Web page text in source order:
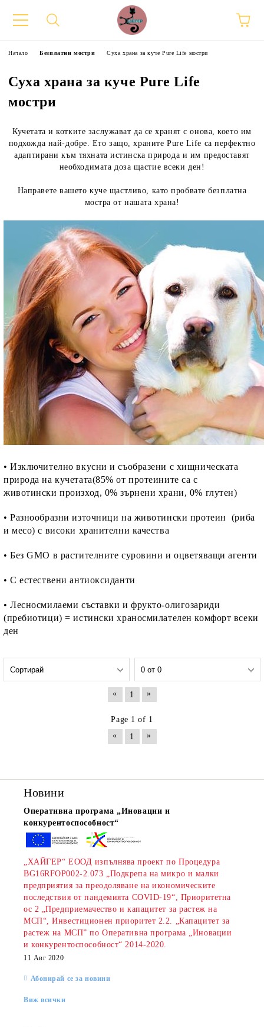
Flatazor, Gimborn
Начало Безплатни мостри Суха храна за куче Pure Life мостри
Суха храна за куче Pure Life
мостри
Кучетата и котките заслужават да се хранят с онова, което им
подхожда най-добре. Ето защо, храните Pure Life са перфектно
адаптирани към тяхната истинска природа и им предоставят
необходимата доза щастие всеки ден!
Направете вашето куче щастливо, като пробвате безплатна
мостра от нашата храна!
• Изключително вкусни и съобразени с хищническата
природа на кучетата(85% от протеините са с
животински произход, 0% зърнени храни, 0% глутен)
• Разнообразни източници на животински протеин (риба
и месо) с високи хранителни качества
• Без GMO в растителните суровини и оцветяващи агенти
• С естествени антиоксиданти
• Лесносмилаеми съставки и фрукто-олигозариди
(пребиотици) = истински храносмилателен комфорт всеки
ден
« 1 »
Page 1 of 1
«
1 »
Новини
Оперативна програма „Иновации и
конкурентоспособност“
„ХАЙГЕР“ ЕООД изпълнява проект по Процедура
BG16RFOP002-2.073 „Подкрепа на микро и малки
предприятия за преодоляване на икономическите
последствия от пандемията COVID-19“, Приоритетна
ос 2 „Предприемачество и капацитет за растеж на
МСП“, Инвестиционен приоритет 2.2. „Капацитет за
растеж на МСП” по Оперативна програма „Иновации
и конкурентоспособност“ 2014-2020.
11 Авг 2020
Абонирай се за новини
Виж всички